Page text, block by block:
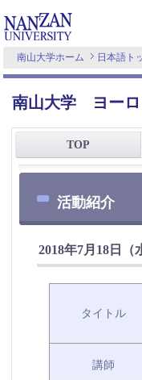
南山大学ホーム 日本語ト
南山大学 ヨーロ
TOP
活動紹介
2018年7月18日
タイトル
講師